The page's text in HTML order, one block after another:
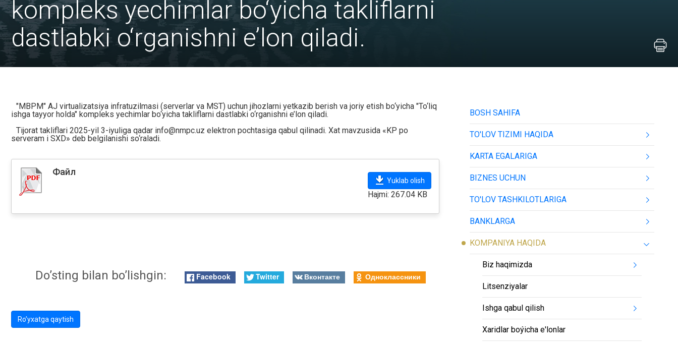
kompleks yechimlar bo‘yicha takliflarni
dastlabki o‘rganishni e’lon qiladi.
"MBPM" AJ virtualizatsiya infratuzilmasi (serverlar va MST) uchun jihozlarni yetkazib berish va joriy etish bo‘yicha "To‘liq
ishga tayyor holda" kompleks yechimlar bo‘yicha takliflarni dastlabki o‘rganishni e’lon qiladi.
Tijorat takliflari 2025-yil 3-iyuliga qadar info@nmpc.uz elektron pochtasiga qabul qilinadi. Xat mavzusida «KP po
serveram i SXD» deb belgilanishi so‘raladi.
Файл
Yuklab olish
Hajmi: 267.04 KB
Do’sting bilan bo’lishgin: Facebook Twitter Вконтакте Одноклассники
Ro’yxatga qaytish
BOSH SAHIFA
TO'LOV TIZIMI HAQIDA
KARTA EGALARIGA
BIZNES UCHUN
TO'LOV TASHKILOTLARIGA
BANKLARGA
KOMPANIYA HAQIDA
Biz haqimizda
Litsenziyalar
Ishga qabul qilish
Xaridlar boýicha e'lonlar